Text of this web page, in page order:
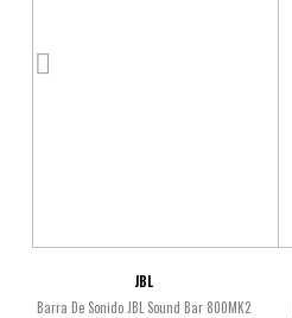
JBL
Barra De Sonido JBL Sound Bar 800MK2